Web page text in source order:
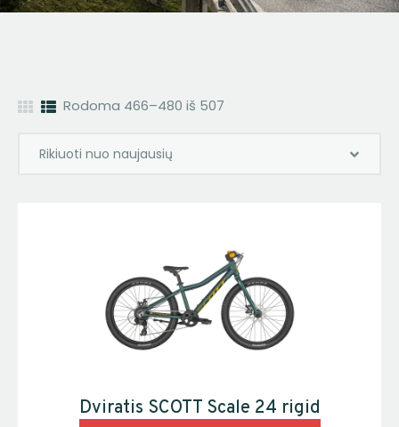
Rodoma 466–480 iš 507
Dviratis SCOTT Scale 24 rigid